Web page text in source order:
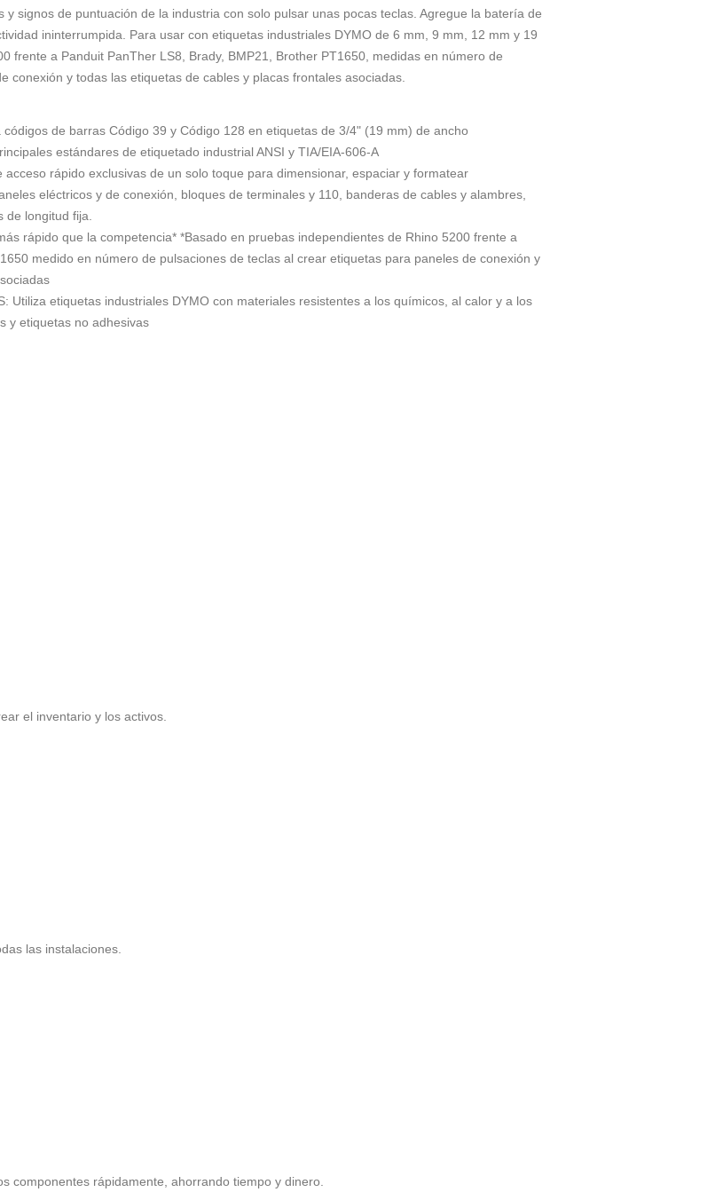
signos de puntuación de la industria con solo pulsar unas pocas teclas. Agregue la batería de
ininterrumpida. Para usar con etiquetas industriales DYMO de 6 mm, 9 mm, 12 mm y 19
frente a Panduit PanTher LS8, Brady, BMP21, Brother PT1650, medidas en número de
conexión y todas las etiquetas de cables y placas frontales asociadas.
códigos de barras Código 39 y Código 128 en etiquetas de 3/4" (19 mm) de ancho
estándares de etiquetado industrial ANSI y TIA/EIA-606-A
acceso rápido exclusivas de un solo toque para dimensionar, espaciar y formatear
eléctricos y de conexión, bloques de terminales y 110, banderas de cables y alambres,
longitud fija.
rápido que la competencia* *Basado en pruebas independientes de Rhino 5200 frente a
medido en número de pulsaciones de teclas al crear etiquetas para paneles de conexión y
Utiliza etiquetas industriales DYMO con materiales resistentes a los químicos, al calor y a los
y etiquetas no adhesivas
el inventario y los activos.
las instalaciones.
componentes rápidamente, ahorrando tiempo y dinero.